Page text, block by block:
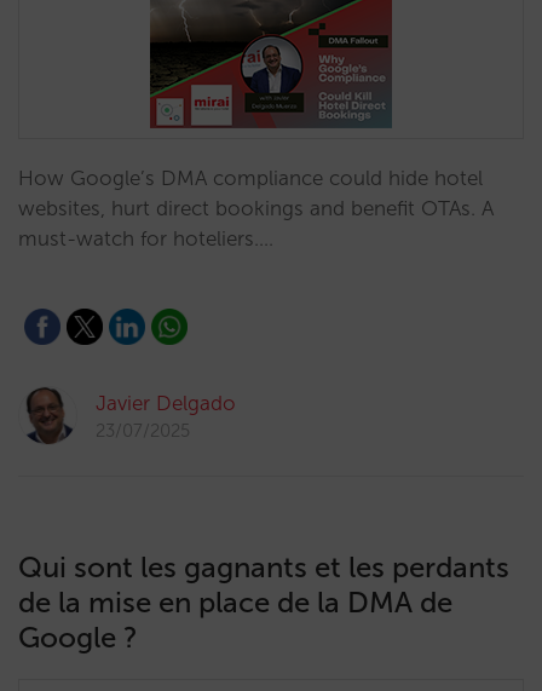
How Google’s DMA compliance could hide hotel
websites, hurt direct bookings and benefit OTAs. A
must-watch for hoteliers.…
Javier Delgado
23/07/2025
Qui sont les gagnants et les perdants
de la mise en place de la DMA de
Google ?